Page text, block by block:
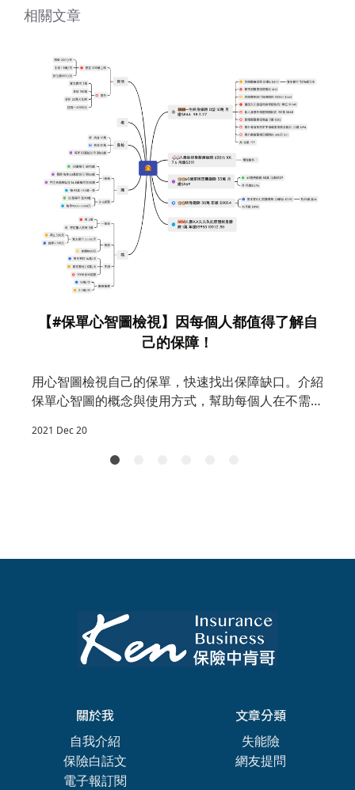
相關文章
【#保單心智圖檢視】因每個人都值得了解自
己的保障​！
用心智圖檢視自己的保單，快速找出保障缺口。介紹
保單心智圖的概念與使用方式，幫助每個人在不需要
2021 Dec 20
關於我
自我介紹
保險白話文
電子報訂閱
文章分類
失能險
網友提問